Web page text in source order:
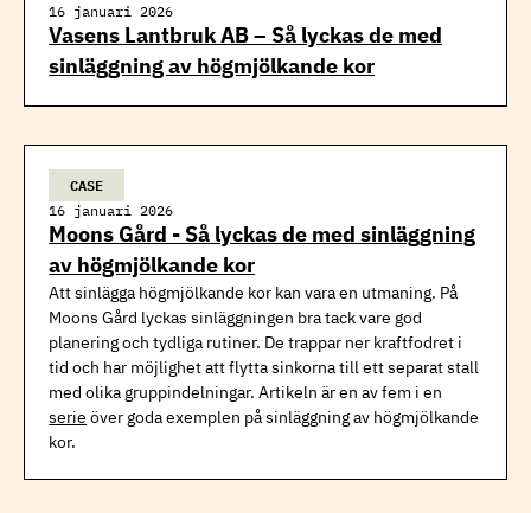
16 januari 2026
Vasens Lantbruk AB – Så lyckas de med
sinläggning av högmjölkande kor
CASE
16 januari 2026
Moons Gård - Så lyckas de med sinläggning
av högmjölkande kor
Att sinlägga högmjölkande kor kan vara en utmaning. På
Moons Gård lyckas sinläggningen bra tack vare god
planering och tydliga rutiner. De trappar ner kraftfodret i
tid och har möjlighet att flytta sinkorna till ett separat stall
med olika gruppindelningar. Artikeln är en av fem i en
serie över goda exemplen på sinläggning av högmjölkande
kor.